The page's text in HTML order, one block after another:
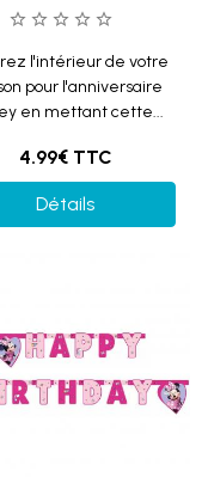
l'intérieur de votre
pour l'anniversaire
en mettant cette...
4.99€ TTC
Détails